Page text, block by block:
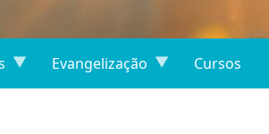
Evangelização Cursos